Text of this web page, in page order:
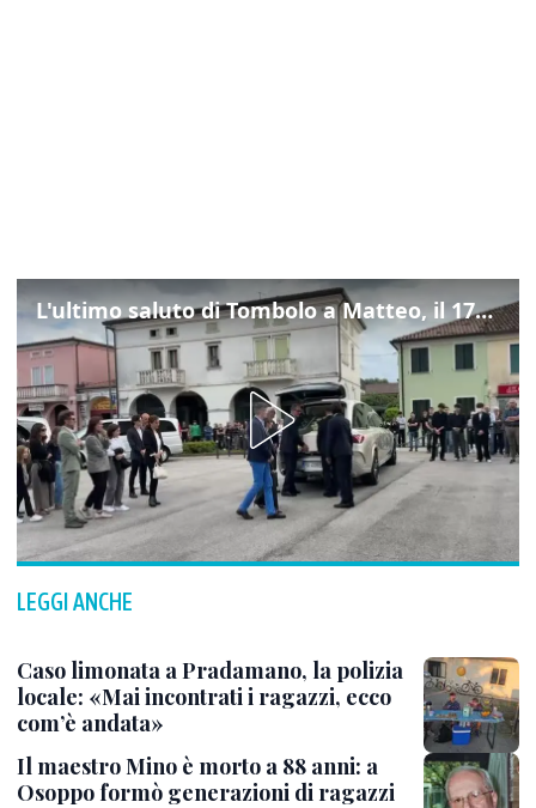
L'ultimo saluto di Tombolo a Matteo, il 17enne morto di tumore. Il video
LEGGI ANCHE
Caso limonata a Pradamano, la polizia
locale: «Mai incontrati i ragazzi, ecco
com’è andata»
Il maestro Mino è morto a 88 anni: a
Osoppo formò generazioni di ragazzi